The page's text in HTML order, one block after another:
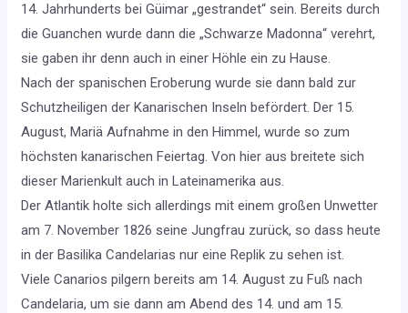
14. Jahrhunderts bei Güimar „gestrandet“ sein. Bereits durch
die Guanchen wurde dann die „Schwarze Madonna“ verehrt,
sie gaben ihr denn auch in einer Höhle ein zu Hause.
Nach der spanischen Eroberung wurde sie dann bald zur
Schutzheiligen der Kanarischen Inseln befördert. Der 15.
August, Mariä Aufnahme in den Himmel, wurde so zum
höchsten kanarischen Feiertag. Von hier aus breitete sich
dieser Marienkult auch in Lateinamerika aus.
Der Atlantik holte sich allerdings mit einem großen Unwetter
am 7. November 1826 seine Jungfrau zurück, so dass heute
in der Basilika Candelarias nur eine Replik zu sehen ist.
Viele Canarios pilgern bereits am 14. August zu Fuß nach
Candelaria, um sie dann am Abend des 14. und am 15.